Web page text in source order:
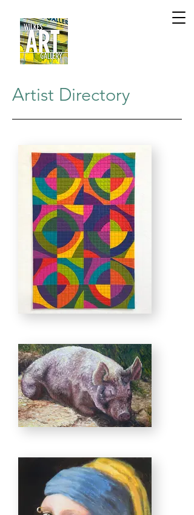
Artist Directory